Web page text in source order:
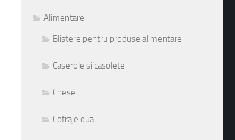
Alimentare
Blistere pentru produse alimentare
Caserole si casolete
Chese
Cofraje oua